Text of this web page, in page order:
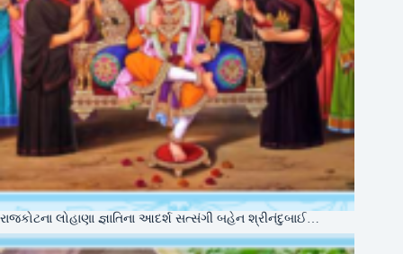
રાજકોટના લોહાણા જ્ઞાતિના આદર્શ સત્સંગી બહેન શ્રીનંદુબાઈ…